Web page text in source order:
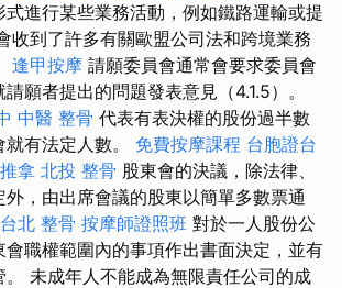
進行某些業務活動，例如鐵路運輸或提
收到了許多有關歐盟公司法和跨境業務
逢甲按摩 請願委員會通常會要求委員會
願者提出的問題發表意見（4.1.5）。
中醫 整骨 代表有表決權的股份過半數
有法定人數。 免費按摩課程 台胞證台
拿 北投 整骨 股東會的決議，除法律、
，由出席會議的股東以簡單多數票通
台北 整骨 按摩師證照班 對於一人股份公
職權範圍內的事項作出書面決定，並有
未成年人不能成為無限責任公司的成